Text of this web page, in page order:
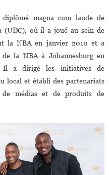
magna cum laude de
(UDC), où il a joué au sein de
la NBA en janvier 2010 et a
la NBA à Johannesburg en
a dirigé les initiatives de
local et établi des partenariats
de médias et de produits de